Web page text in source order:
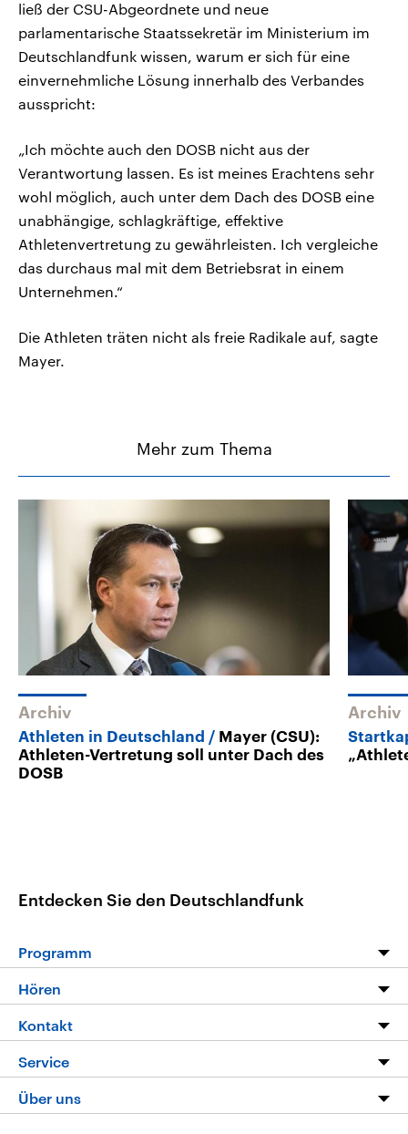
ließ der CSU-Abgeordnete und neue
parlamentarische Staatssekretär im Ministerium im
Deutschlandfunk wissen, warum er sich für eine
einvernehmliche Lösung innerhalb des Verbandes
ausspricht:
„Ich möchte auch den DOSB nicht aus der
Verantwortung lassen. Es ist meines Erachtens sehr
wohl möglich, auch unter dem Dach des DOSB eine
unabhängige, schlagkräftige, effektive
Athletenvertretung zu gewährleisten. Ich vergleiche
das durchaus mal mit dem Betriebsrat in einem
Unternehmen.“
Die Athleten träten nicht als freie Radikale auf, sagte
Mayer.
Mehr zum Thema
Archiv
Athleten in Deutschland
Mayer (CSU):
Athleten-Vertretung soll unter Dach des
DOSB
Archiv
Entdecken Sie den Deutschlandfunk
Programm
Programm
Die Nachrichten
Nachrichtenleicht
Neue Beiträge auf dlf.de
Hören
Livestream
Podcasts
Deutschlandfunk App
Kontakt
Hörerservice
Service
FAQ
Über uns